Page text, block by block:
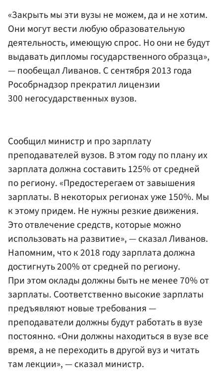
«Закрыть мы эти вузы не можем, да и не хотим.
Они могут вести любую образовательную
деятельность, имеющую спрос. Но они не будут
выдавать дипломы государственного образца»,
— пообещал Ливанов. С сентября 2013 года
Рособрнадзор прекратил лицензии
300 негосударственных вузов.
Сообщил министр и про зарплату
преподавателей вузов. В этом году по плану их
зарплата должна составить 125% от средней
по региону. «Предостерегаем от завышения
зарплаты. В некоторых регионах уже 150%. Мы
к этому придем. Не нужны резкие движения.
Это отвлечение средств, которые можно
использовать на развитие», — сказал Ливанов.
Напомним, что к 2018 году зарплата должна
достигнуть 200% от средней по региону.
При этом оклады должны быть не менее 70% от
зарплаты. Соответственно высокие зарплаты
предъявляют новые требования —
преподаватели должны будут работать в вузе
постоянно. «Они должны находиться в вузе все
время, а не переходить в другой вуз и читать
там лекции», — сказал министр.